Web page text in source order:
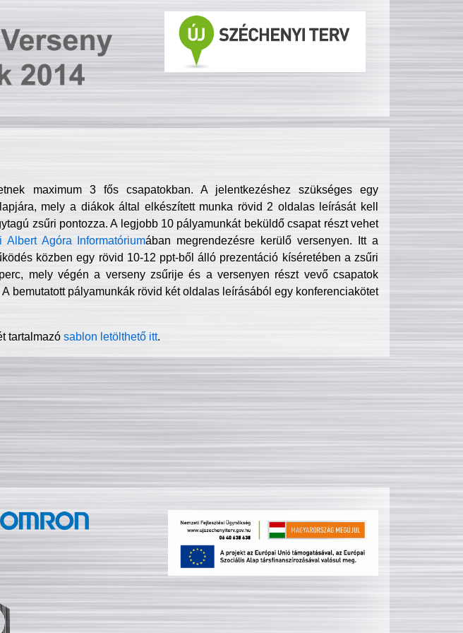
maximum 3 fős csapatokban. A jelentkezéshez szükséges egy
mely a diákok által elkészített munka rövid 2 oldalas leírását kell
zsűri pontozza. A legjobb 10 pályamunkát beküldő csapat részt vehet
Albert Agóra Informatóriumában megrendezésre kerülő versenyen. Itt a
közben egy rövid 10-12 ppt-ből álló prezentáció kíséretében a zsűri
mely végén a verseny zsűrije és a versenyen részt vevő csapatok
bemutatott pályamunkák rövid két oldalas leírásából egy konferenciakötet
tartalmazósablon letölthető itt.